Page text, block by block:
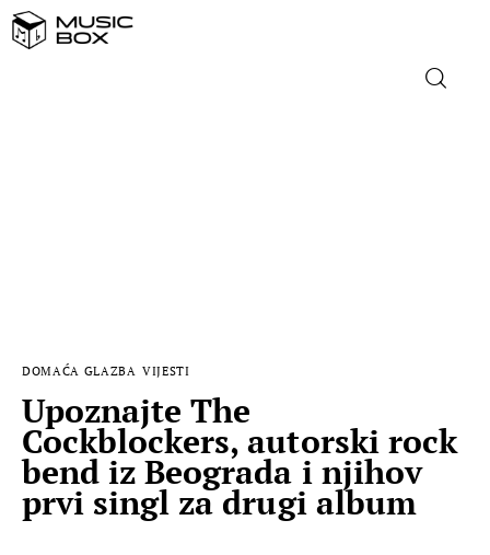
MUSIC BOX
DOMAĆA GLAZBA VIJESTI
Upoznajte The
Cockblockers, autorski rock
bend iz Beograda i njihov
prvi singl za drugi album